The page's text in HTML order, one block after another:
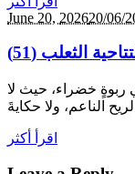
June 20, 202620/06/
الثعلب (51)
ربوةٍ خضراء، حيث لا
اقرأ أكثر